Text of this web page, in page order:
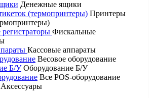
Денежные ящики
(термопринтеры) Принтеры
Фискальные
Кассовые аппараты
Весовое оборудование
Б/У Оборудование Б/У
Все POS-оборудование
Аксессуары